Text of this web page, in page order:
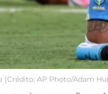
(Crédito: AP Photo/Adam